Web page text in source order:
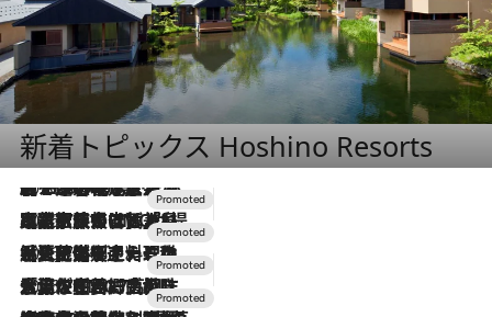
新着トピックス Hoshino Resorts
2026.8.7
【トンボの足水浴】ヒノキの香りに包まれて涼感マックス！約13℃の湧水かけ流しを避暑地「星野温泉 トンボの湯」で体験
2026.7.31
【ホテル帰省】という選択肢をOMOが提案。家族とほどよい距離を保つには「昼は実家、夜は気兼ねなくホテルで！」
2026.7.24
【夏限定ディナーコース】旬を迎える稚鮎や花ズッキーニなどをイタリア・トスカーナの郷土料理の手法で満喫！
2026.7.17
「土佐和ハーブかき氷」がOMO7高知に登場！生姜、山椒、大葉など目にも舌にも涼を呼ぶ郷土の味